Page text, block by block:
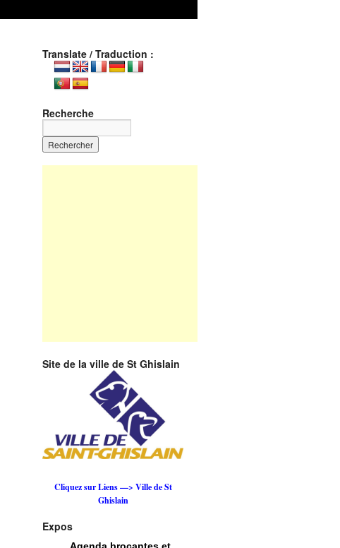
Translate / Traduction :
Recherche
Site de la ville de St Ghislain
Cliquez sur Liens —> Ville de St
Ghislain
Expos